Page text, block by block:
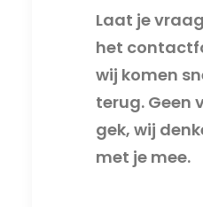
Laat je
het
wij komen
terug. Geen
gek, wij
met je mee.